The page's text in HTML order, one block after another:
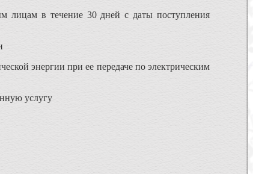
лицам в течение 30 дней с даты поступления
энергии при ее передаче по электрическим
услугу